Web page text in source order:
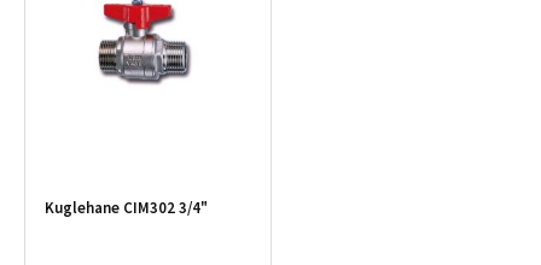
Kuglehane CIM302 3/4"